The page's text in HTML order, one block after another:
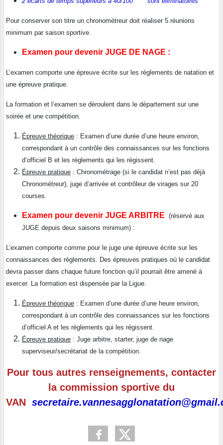
Pour conserver son titre un chronométreur doit réaliser 5 réunions
minimum par saison sportive.
Examen pour devenir JUGE DE NAGE :
L’examen comporte une épreuve écrite sur les règlements de natation et
une épreuve pratique.
La formation et l’examen se déroulent dans le département sur une
soirée et une compétition.
Épreuve théorique : Examen d’une durée d’une heure environ,
correspondant à un contrôle des connaissances sur les fonctions
d’officiel B et les règlements qui les régissent.
Épreuve pratique : Chronométrage (si le candidat n’est pas déjà
Chronométreur), juge d’arrivée et contrôleur de virages sur 20
courses.
Examen pour devenir JUGE ARBITRE (réservé aux
JUGE depuis deux saisons minimum) :
L’examen comporte comme pour le juge une épreuve écrite sur les
connaissances des règlements. Des épreuves pratiques où le candidat
devra passer dans chaque future fonction qu’il pourrait être amené à
exercer. La formation est dispensée par la Ligue.
Épreuve théorique : Examen d’une durée d’une heure environ,
correspondant à un contrôle des connaissances sur les fonctions
d’officiel A et les règlements qui les régissent.
Épreuve pratique : Juge arbitre, starter, juge de nage
superviseur/secrétariat de la compétition.
Pour tous autres renseignements, contacter
la commission sportive du
VAN